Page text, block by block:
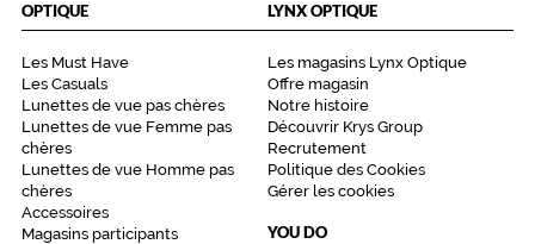
OPTIQUE
Les Must Have
Les Casuals
Lunettes de vue pas chères
Lunettes de vue Femme pas
chères
Lunettes de vue Homme pas
chères
Accessoires
Magasins participants
LYNX OPTIQUE
Les magasins Lynx Optique
Offre magasin
Notre histoire
Découvrir Krys Group
Recrutement
Politique des Cookies
Gérer les cookies
YOU DO